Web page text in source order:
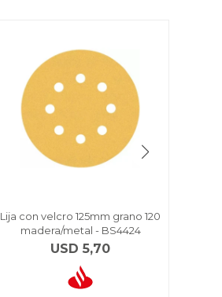
Lija con velcro 125mm grano 120
madera/metal - BS4424
USD 5,70